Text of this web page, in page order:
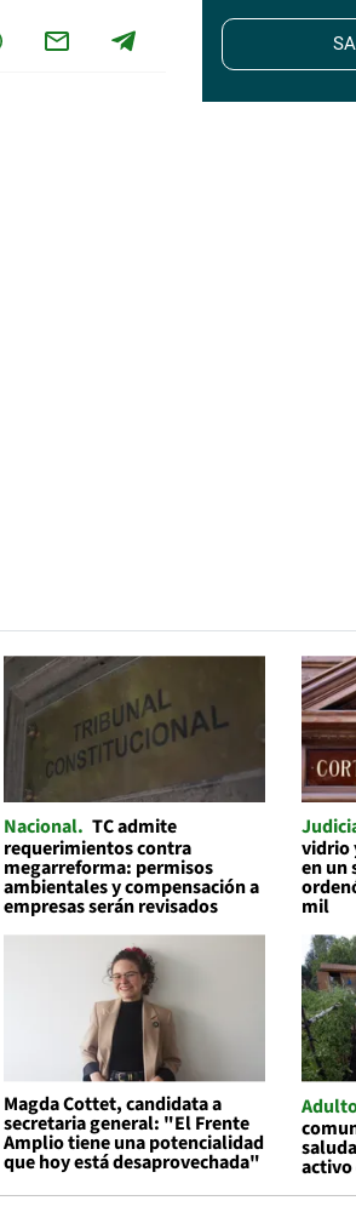
Nacional TC admite
requerimientos contra
megarreforma: permisos
ambientales y compensación a
empresas serán revisados
vidrio
en un
mil
Magda Cottet, candidata a
secretaria general: "El Frente
Amplio tiene una potencialidad
que hoy está desaprovechada"